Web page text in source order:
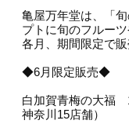
亀屋万年堂は、「
プトに旬のフルー
各月、期間限定で販
◆6月限定販売◆
白加賀青梅の大福
神奈川15店舗）